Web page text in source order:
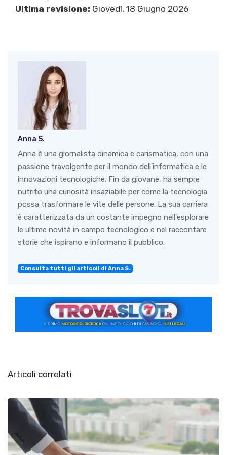
Ultima revisione: Giovedì, 18 Giugno 2026
Anna S.
Anna è una giornalista dinamica e carismatica, con una
passione travolgente per il mondo dell'informatica e le
innovazioni tecnologiche. Fin da giovane, ha sempre
nutrito una curiosità insaziabile per come la tecnologia
possa trasformare le vite delle persone. La sua carriera
è caratterizzata da un costante impegno nell'esplorare
le ultime novità in campo tecnologico e nel raccontare
storie che ispirano e informano il pubblico.
Consulta tutti gli articoli di Anna S.
Articoli correlati